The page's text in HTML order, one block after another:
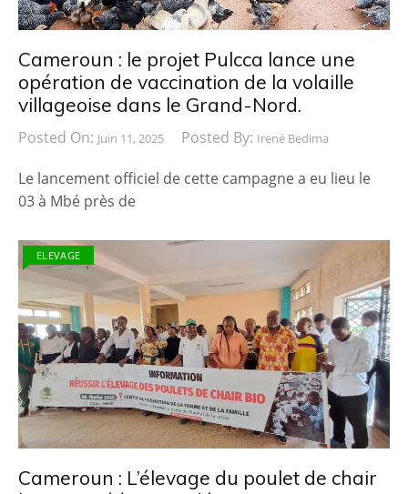
Cameroun : le projet Pulcca lance une
opération de vaccination de la volaille
villageoise dans le Grand-Nord.
Posted On: Juin 11, 2025 Posted By: Irené Bedima
Le lancement officiel de cette campagne a eu lieu le
03 à Mbé près de
ELEVAGE
Cameroun : L’élevage du poulet de chair